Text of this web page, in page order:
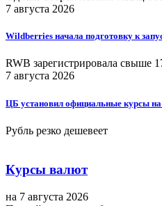
7 августа 2026
Wildberries начала подготовку к
RWB зарегистрировала свыше
7 августа 2026
ЦБ установил официальные курсы на
Рубль резко дешевеет
Курсы валют
на 7 августа 2026